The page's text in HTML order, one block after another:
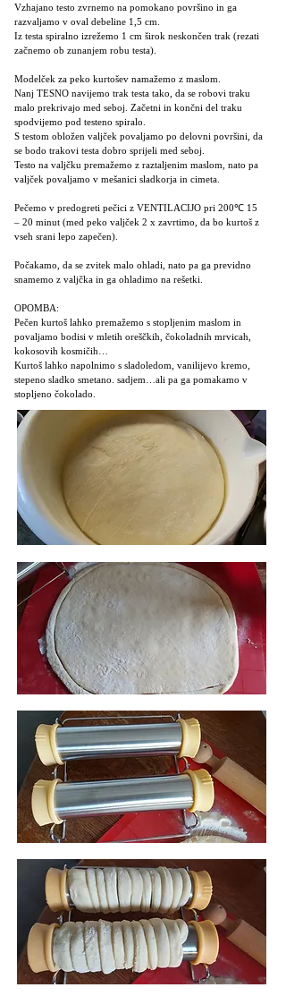
Vzhajano testo zvrnemo na pomokano površino in ga
razvaljamo v oval debeline 1,5 cm.
Iz testa spiralno izrežemo 1 cm širok neskončen trak (rezati
začnemo ob zunanjem robu testa).
Modelček za peko kurtošev namažemo z maslom.
Nanj TESNO navijemo trak testa tako, da se robovi traku
malo prekrivajo med seboj. Začetni in končni del traku
spodvijemo pod testeno spiralo.
S testom obložen valjček povaljamo po delovni površini, da
se bodo trakovi testa dobro sprijeli med seboj.
Testo na valjčku premažemo z raztaljenim maslom, nato pa
valjček povaljamo v mešanici sladkorja in cimeta.
Pečemo v predogreti pečici z VENTILACIJO pri 200℃ 15
– 20 minut (med peko valjček 2 x zavrtimo, da bo kurtoš z
vseh srani lepo zapečen).
Počakamo, da se zvitek malo ohladi, nato pa ga previdno
snamemo z valjčka in ga ohladimo na rešetki.
OPOMBA:
Pečen kurtoš lahko premažemo s stopljenim maslom in
povaljamo bodisi v mletih oreščkih, čokoladnih mrvicah,
kokosovih kosmičih…
Kurtoš lahko napolnimo s sladoledom, vanilijevo kremo,
stepeno sladko smetano. sadjem…ali pa ga pomakamo v
stopljeno čokolado.